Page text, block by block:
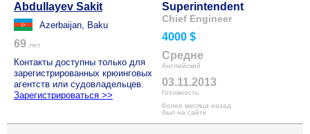
Abdullayev Sakit
Azerbaijan, Baku
69 лет
Контакты доступны только для
зарегистрированных крюинговых
агентств или судовладельцев.
Зарегистрироваться >>
Superintendent
Chief Engineer
4000 $
Средне
Английский
03.11.2013
Готовность
более месяца назад
был на сайте